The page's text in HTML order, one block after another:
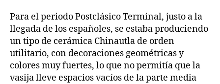
Para el periodo Postclásico Terminal, justo a la
llegada de los españoles, se estaba produciendo
un tipo de cerámica Chinautla de orden
utilitario, con decoraciones geométricas y
colores muy fuertes, lo que no permitía que la
vasija lleve espacios vacíos de la parte media